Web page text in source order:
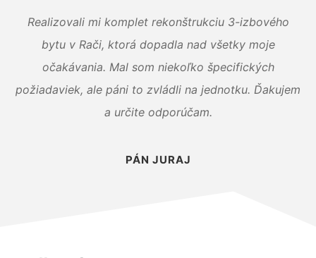
Realizovali mi komplet rekonštrukciu 3-izbového
bytu v Rači, ktorá dopadla nad všetky moje
očakávania. Mal som niekoľko špecifických
požiadaviek, ale páni to zvládli na jednotku. Ďakujem
a určite odporúčam.
PÁN JURAJ